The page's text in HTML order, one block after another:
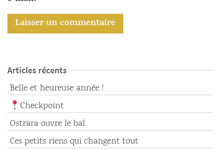
Articles récents
Belle et heureuse année !
Checkpoint
Ostrara ouvre le bal
Ces petits riens qui changent tout